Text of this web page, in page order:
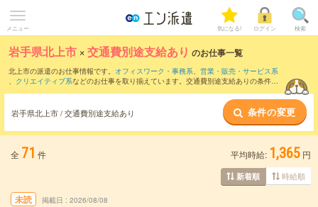
メニュー 気になる! ログイン 検索
岩手県北上市 ×交通費別途支給あり のお仕事一覧
北上市の派遣のお仕事情報です。 オフィスワーク・事務系、 営業・販売・サービス系
、 クリエイティブ系などのお仕事を取り揃えています。交通費別途支給ありの条件の
岩手県北上市 / 交通費別途支給あり 条件の変更
全 71 件 平均時給: 1,365 円
新着順 時給順
未読 掲載日 2026/08/08